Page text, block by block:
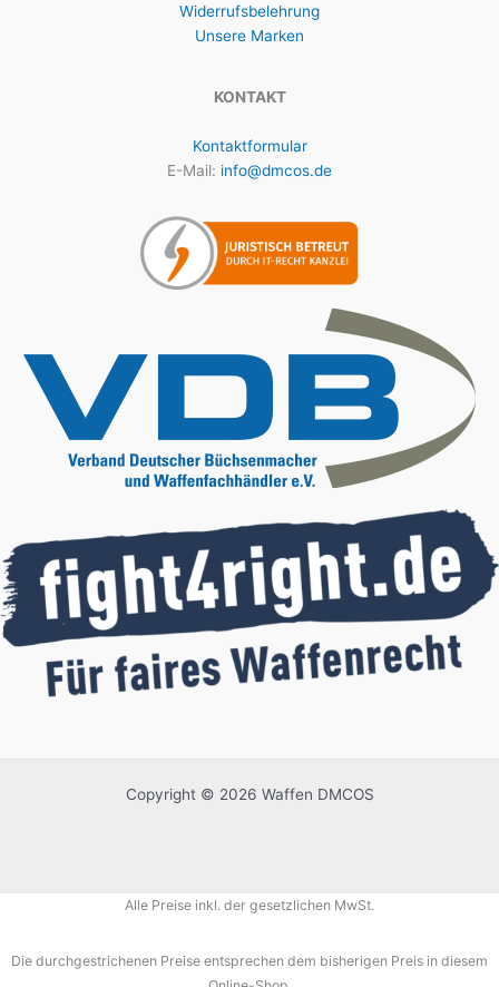
Widerrufsbelehrung
Unsere Marken
KONTAKT
Kontaktformular
E-Mail: info@dmcos.de
Copyright © 2026 Waffen DMCOS
Alle Preise inkl. der gesetzlichen MwSt.
Die durchgestrichenen Preise entsprechen dem bisherigen Preis in diesem